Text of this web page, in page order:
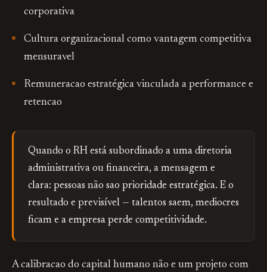
corporativa
Cultura organizacional como vantagem competitiva
mensuravel
Remuneracao estratégica vinculada a performance e
retencao
Quando o RH está subordinado a uma diretoria
administrativa ou financeira, a mensagem e
clara: pessoas não sao prioridade estratégica. E o
resultado e previsível — talentos saem, mediocres
ficam e a empresa perde competitividade.
A calibracao do capital humano não e um projeto com